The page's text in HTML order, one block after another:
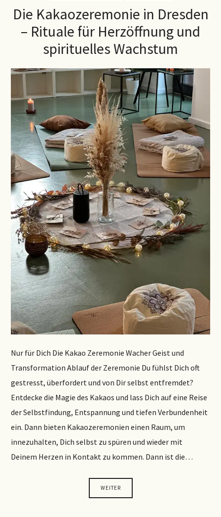
Die Kakaozeremonie in Dresden
– Rituale für Herzöffnung und
spirituelles Wachstum
Nur für Dich Die Kakao Zeremonie Wacher Geist und
Transformation Ablauf der Zeremonie Du fühlst Dich oft
gestresst, überfordert und von Dir selbst entfremdet?
Entdecke die Magie des Kakaos und lass Dich auf eine Reise
der Selbstfindung, Entspannung und tiefen Verbundenheit
ein. Dann bieten Kakaozeremonien einen Raum, um
innezuhalten, Dich selbst zu spüren und wieder mit
Deinem Herzen in Kontakt zu kommen. Dann ist die…
WEITER